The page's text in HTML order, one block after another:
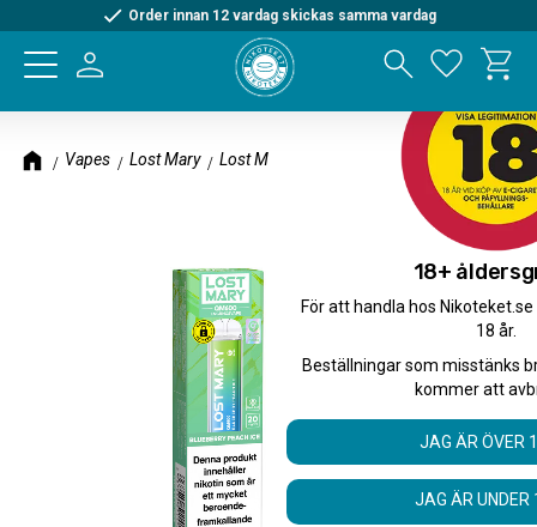
Meny
Order innan 12 vardag skickas samma vardag
Vapes Lost Mary Lost Mary QM600
18+
För att handla hos
18 år.
Beställningar som misstänks
kommer att
JAG ÄR ÖVER
JAG ÄR UNDER